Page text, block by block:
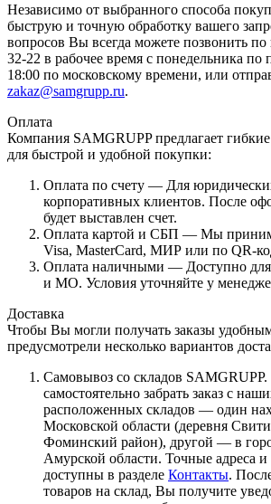
Независимо от выбранного способа
быструю и точную обработку вашего
вопросов Вы всегда можете позвонить
32-22 в рабочее время с понедельника по
18:00 по московскому времени, или
zakaz@samgrupp.ru.
Оплата
Компания SAMGRUPP предлагает
для быстрой и удобной покупки:
Оплата по счету — Для
корпоративных клиентов. После
будет выставлен счет.
Оплата картой и СБП — Мы
Visa, MasterCard, МИР или по QR-
Оплата наличными — Доступно
и МО. Условия уточняйте у
Доставка
Чтобы Вы могли получать заказы
предусмотрели несколько вариантов
Самовывоз со складов
самостоятельно забрать заказ с
расположенных складов — один
Московской области (деревня
Фоминский район), другой — в
Амурской области. Точные адреса и
доступны в разделе Контакты.
товаров на склад, Вы получите